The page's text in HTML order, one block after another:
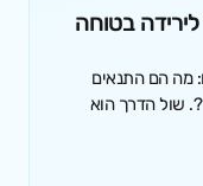
בטוחה
מה הם התנאים
שול הדרך הוא